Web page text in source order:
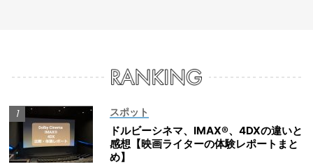
スポット
ドルビーシネマ、IMAX®、4DXの違いと
感想【映画ライターの体験レポートまと
め】